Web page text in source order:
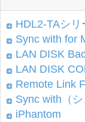
HDL2-TAシ
Sync with for
LAN DISK
LAN DISK
Remote Link
Sync with（シ
iPhantom